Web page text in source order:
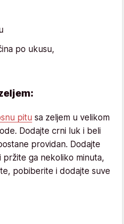
po ukusu,
pitu sa zeljem u velikom
Dodajte crni luk i beli
providan. Dodajte
pržite ga nekoliko minuta,
pobiberite i dodajte suve